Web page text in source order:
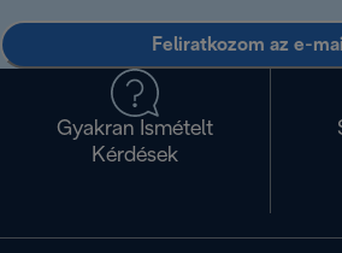
Feliratkozom az e-
Gyakran Ismételt
Kérdések